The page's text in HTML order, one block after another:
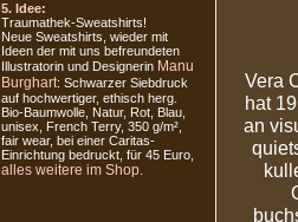
5. Idee:
Traumathek-Sweatshirts!
Neue Sweatshirts, wieder mit
Ideen der mit uns befreundeten
Illustratorin und Designerin Manu
Burghart: Schwarzer Siebdruck
auf hochwertiger, ethisch herg.
Bio-Baumwolle, Natur, Rot, Blau,
unisex, French Terry, 350 g/m²,
fair wear, bei einer Caritas-
Einrichtung bedruckt, für 45 Euro,
alles weitere im Shop.
Vera
hat
an